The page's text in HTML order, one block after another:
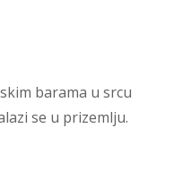
barama u srcu
se u prizemlju.